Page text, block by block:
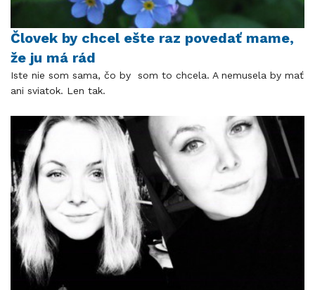
Človek by chcel ešte raz povedať mame,
že ju má rád
Iste nie som sama, čo by som to chcela. A nemusela by mať
ani sviatok. Len tak.